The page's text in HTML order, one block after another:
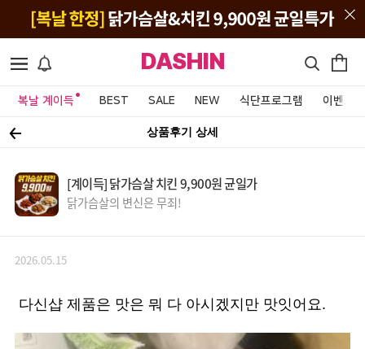
DASHIN
복날 계이득 BEST SALE NEW 식단프로그램 이벤트&
상품후기 상세
[계이득] 닭가슴살 치킨 9,900원 균일가
닭가슴살의 변신은 무죄!
2026.05.15
다신샵 제품은 맛은 뭐 다 아시겠지만 맛잇어요.